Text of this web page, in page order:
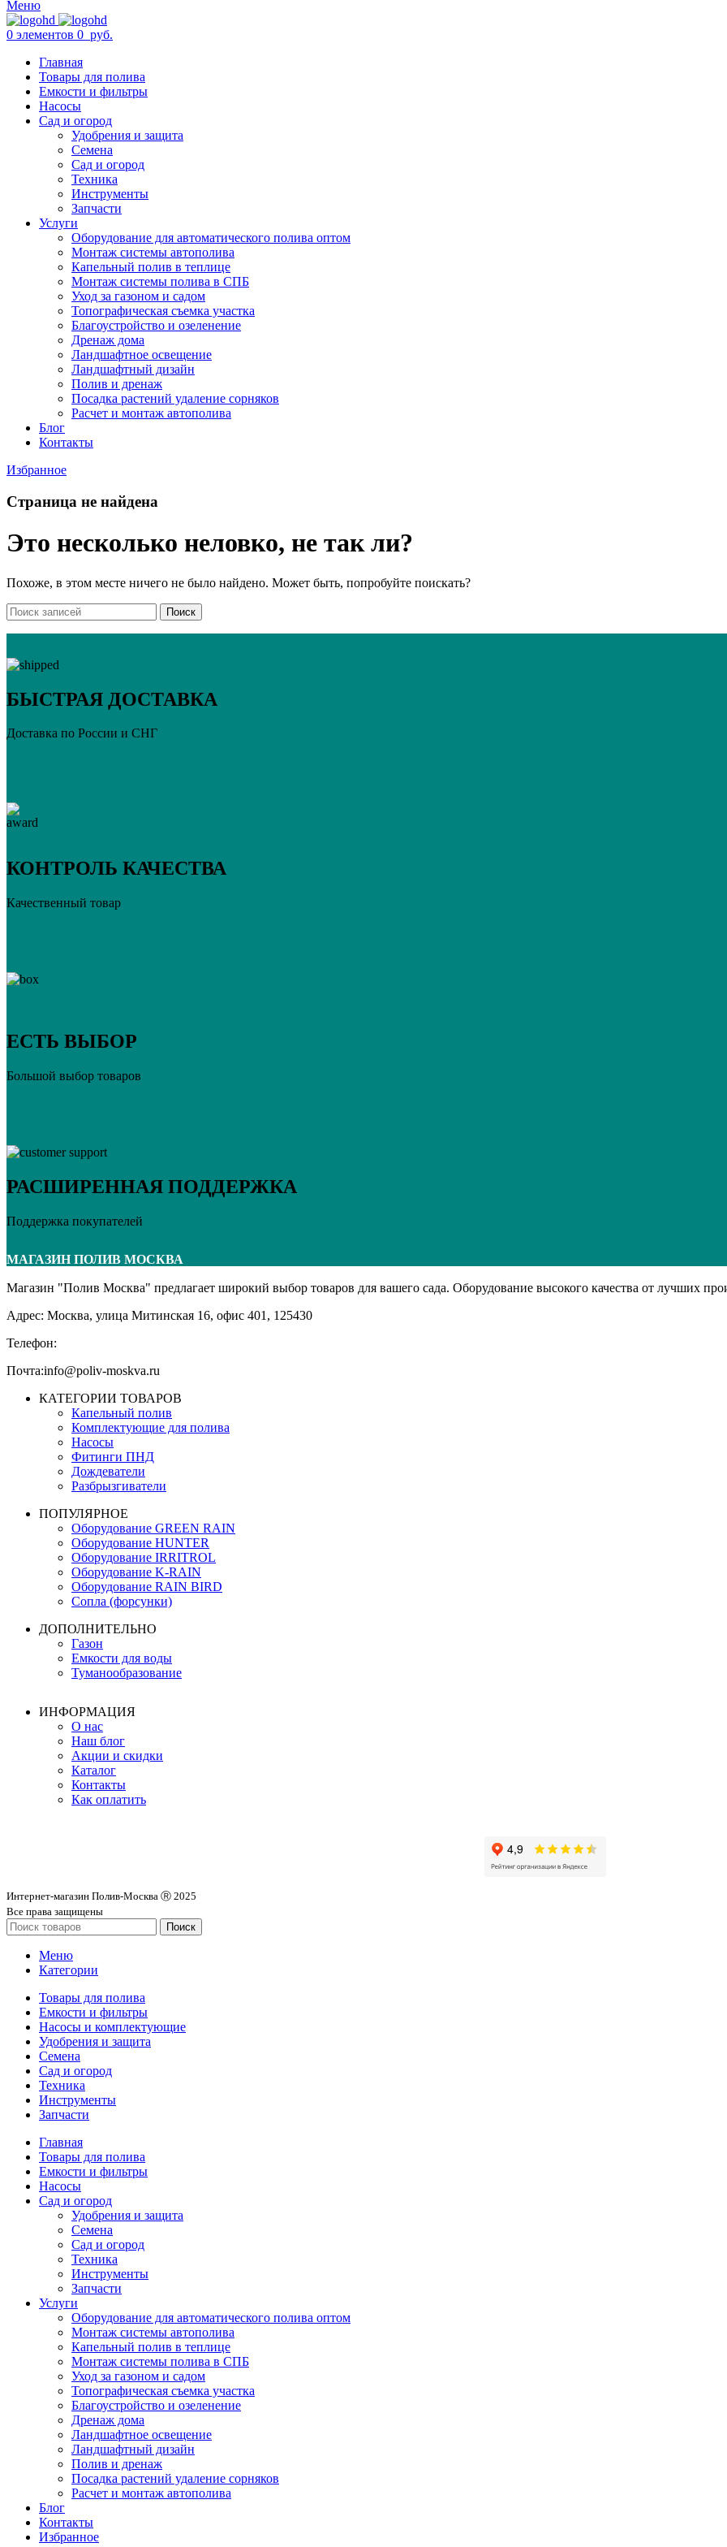
0элементов
Меню
Главная
Товары для полива
Емкости и фильтры
Насосы
Сад и огород
Удобрения и защита
Семена
Сад и огород
Техника
Инструменты
Запчасти
Услуги
Оборудование для автоматического полива оптом
Монтаж системы автополива
Капельный полив в теплице
Монтаж системы полива в СПБ
Уход за газоном и садом
Топографическая съемка участка
Благоустройство и озеленение
Дренаж дома
Ландшафтное освещение
Ландшафтный дизайн
Полив и дренаж
Посадка растений удаление сорняков
Блог
Страница не найдена
Это несколько неловко, не так ли?
БЫСТРАЯ ДОСТАВКА
РАСШИРЕННАЯ ПОДДЕРЖКА
КАТЕГОРИИ ТОВАРОВ
Капельный полив
Комплектующие для полива
Насосы
Фитинги ПНД
Дождеватели
ПОПУЛЯРНОЕ
Оборудование GREEN RAIN
Оборудование HUNTER
Оборудование IRRITROL
Оборудование K-RAIN
Оборудование RAIN BIRD
ДОПОЛНИТЕЛЬНО
Газон
Емкости для воды
ИНФОРМАЦИЯ
О нас
Наш блог
Акции и скидки
Каталог
Контакты
Интернет-магазин Полив-Москва Ⓡ 2025
Все права защищены
Меню
Товары для полива
Емкости и фильтры
Насосы и комплектующие
Удобрения и защита
Семена
Сад и огород
Техника
Инструменты
Главная
Товары для полива
Емкости и фильтры
Насосы
Сад и огород
Удобрения и защита
Семена
Сад и огород
Техника
Инструменты
Запчасти
Услуги
Оборудование для автоматического полива оптом
Монтаж системы автополива
Капельный полив в теплице
Монтаж системы полива в СПБ
Уход за газоном и садом
Топографическая съемка участка
Благоустройство и озеленение
Дренаж дома
Ландшафтное освещение
Ландшафтный дизайн
Полив и дренаж
Посадка растений удаление сорняков
Блог
Контакты